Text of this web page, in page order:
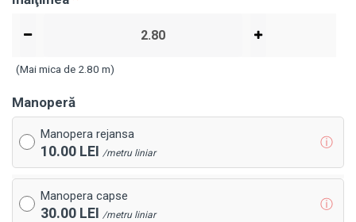
(Mai mica de 2.80 m)
Manoperă
Manopera rejansa
10.00 LEI /metru liniar
ⓘ
Manopera capse
30.00 LEI /metru liniar
ⓘ